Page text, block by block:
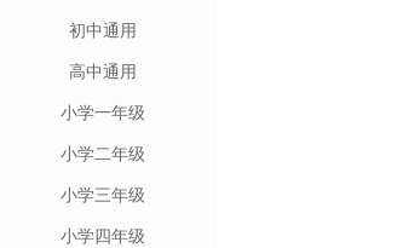
初中通用
高中通用
小学一年级
小学二年级
小学三年级
小学四年级